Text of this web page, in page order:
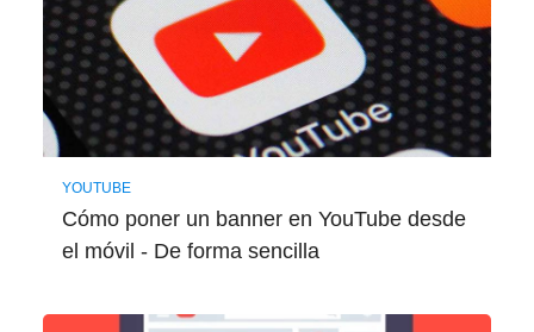
YOUTUBE
Cómo poner un banner en YouTube desde
el móvil - De forma sencilla